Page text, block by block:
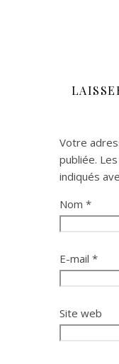
Votre
publiée.
indiqués
Nom *
E-mail *
Site web